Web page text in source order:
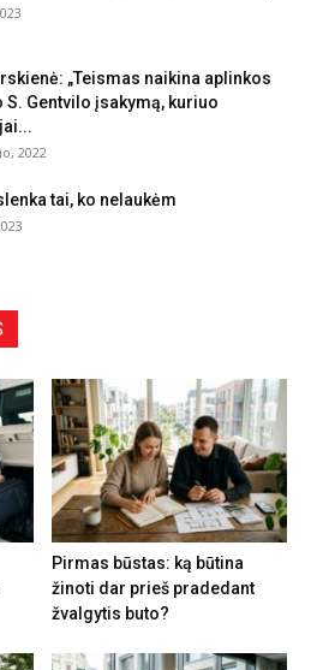
„Teismas naikina aplinkos
Gentvilo įsakymą, kuriuo
2022
tai, ko nelaukėm
Pirmas būstas: ką būtina
žinoti dar prieš pradedant
žvalgytis buto?